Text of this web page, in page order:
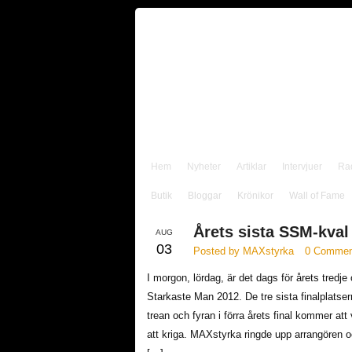
Hem Nyheter Artiklar Intervjuer
Butik Bloggar Krönikor Wall of Fame
AUG
03
Årets sista SSM-
Posted by MAXstyrka 0
I morgon, lördag, är det dags för årets
Starkaste Man 2012. De tre sista
trean och fyran i förra årets final kommer
att kriga. MAXstyrka ringde upp arrangören